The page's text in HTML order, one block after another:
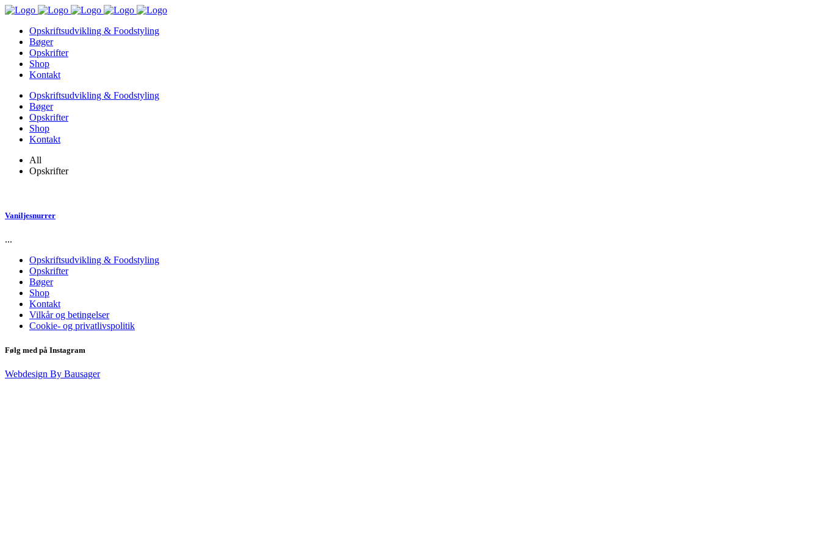
Opskriftsudvikling & Foodstyling
Bøger
Opskrifter
Shop
Kontakt
Opskriftsudvikling & Foodstyling
Bøger
Opskrifter
Shop
Kontakt
All
Opskrifter
Vaniljesnurrer
...
Opskriftsudvikling & Foodstyling
Opskrifter
Bøger
Shop
Kontakt
Vilkår og betingelser
Cookie- og privatlivspolitik
Følg med på Instagram
Webdesign By Bausager